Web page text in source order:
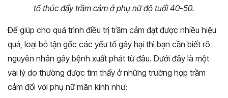
tố thúc đẩy trầm cảm ở phụ nữ độ tuổi 40-50.
Để giúp cho quá trình điều trị trầm cảm đạt được nhiều hiệu
quả, loại bỏ tận gốc các yếu tố gây hại thì bạn cần biết rõ
nguyên nhân gây bệnh xuất phát từ đâu. Dưới đây là một
vài lý do thường được tìm thấy ở những trường hợp trầm
cảm đối với phụ nữ mãn kinh như: